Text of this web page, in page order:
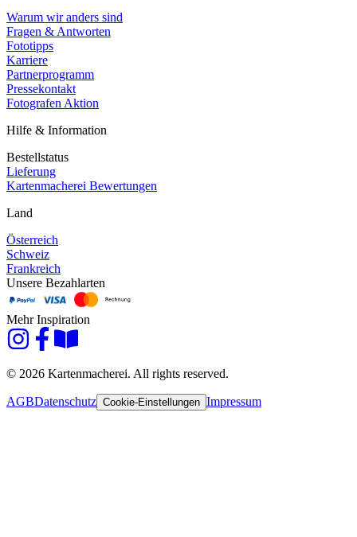
Warum wir anders sind
Fragen & Antworten
Fototipps
Karriere
Partnerprogramm
Pressekontakt
Fotografen Aktion
Hilfe & Information
Bestellstatus
Lieferung
Kartenmacherei Bewertungen
Land
Österreich
Schweiz
Frankreich
Unsere Bezahlarten
Mehr Inspiration
© 2026 Kartenmacherei. All rights reserved.
AGBDatenschutz Cookie-Einstellungen Impressum